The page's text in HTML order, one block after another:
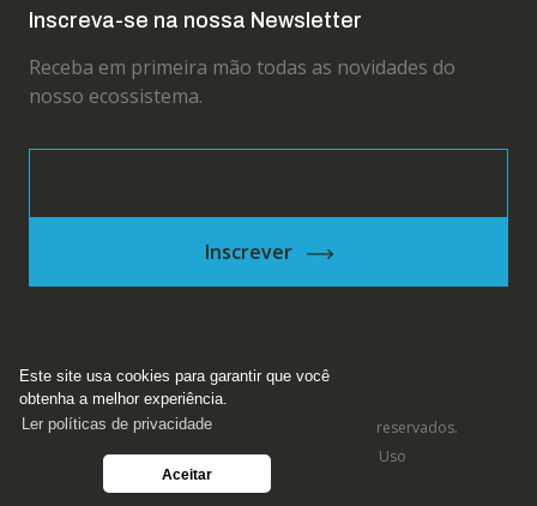
Este site usa cookies para garantir que você
obtenha a melhor experiência.
Ler políticas de privacidade
Aceitar
Inscreva-se na nossa Newsletter
Receba em primeira mão todas as novidades do
nosso ecossistema.
Inscrever
Copyright © 2026 - Inova, todos os direitos reservados.
Política de Privacidade e Termos de Uso